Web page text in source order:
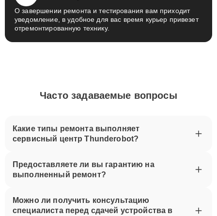
О завершении ремонта и тестирования вам приходит
уведомление, в удобное для вас время курьер привезет
отремонтированную технику.
Часто задаваемые вопросы
Какие типы ремонта выполняет
сервисный центр Thunderobot?
Предоставляете ли вы гарантию на
выполненный ремонт?
Можно ли получить консультацию
специалиста перед сдачей устройства в